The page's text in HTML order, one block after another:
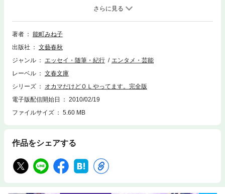
のことを知りません…。文化祭に女装させられた楽しい高校時代。不可解
だった、オトコとしての初恋。大学を出てフツーに就職したものの、暗黒
のサラリーマン生活に耐え切れず、（戸籍はオトコのまま）ＯＬとなった
日々を、イラスト＋エッセイで淡々とご紹介。アメーバブログで大人気を
著者
能町みね子
出版社
文藝春秋
ジャンル
エッセイ・随筆・紀行
エンタメ・芸能
レーベル
文春文庫
シリーズ
オカマだけどＯＬやってます。完全版
電子版配信開始日
2010/02/19
ファイルサイズ
5.60 MB
作品をシェアする